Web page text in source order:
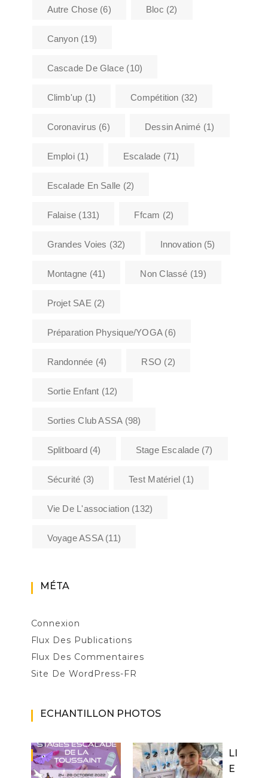
Autre Chose(6) Bloc (2)
Canyon(19)
Cascade De Glace (10)
Climb'up (1) Compétition (32)
Coronavirus (6) Dessin Animé (1)
Emploi(1) Escalade (71)
Escalade En Salle (2)
Falaise (131) Ffcam (2)
Grandes Voies (32) Innovation(5)
Montagne (41) Non Classé (19)
Projet SAE(2)
Préparation Physique/YOGA(6)
Randonnée (4) RSO (2)
Sortie Enfant (12)
Sorties Club ASSA(98)
Splitboard (4) Stage Escalade(7)
Sécurité (3) Test Matériel (1)
Vie De L'association (132)
Voyage ASSA(11)
MÉTA
Connexion
Flux Des Publications
Flux Des Commentaires
Site De WordPress-FR
ECHANTILLON PHOTOS
LI
E